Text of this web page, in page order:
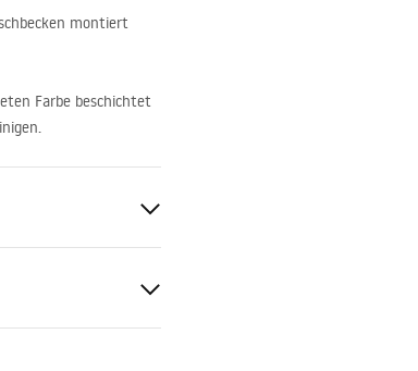
montiert
Farbe beschichtet